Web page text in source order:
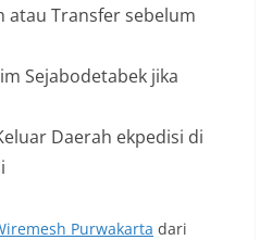
atau Transfer sebelum
Sejabodetabek jika
Daerah ekpedisi di
Purwakarta dari